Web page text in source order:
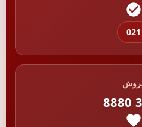
021
8880